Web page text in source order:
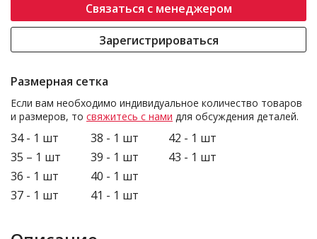
Связаться с менеджером
Зарегистрироваться
Размерная сетка
Если вам необходимо индивидуальное количество товаров
и размеров, то свяжитесь с нами для обсуждения деталей.
34 - 1 шт
35 – 1 шт
36 - 1 шт
37 - 1 шт
38 - 1 шт
39 - 1 шт
40 - 1 шт
41 - 1 шт
42 - 1 шт
43 - 1 шт